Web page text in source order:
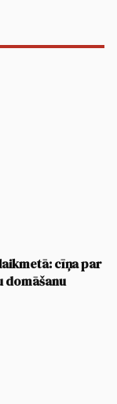
cīņa par
domāšanu